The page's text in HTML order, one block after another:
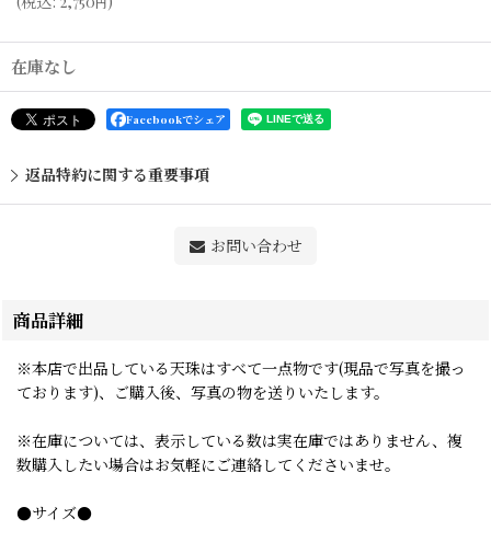
在庫なし
Facebookでシェア
返品特約に関する重要事項
お問い合わせ
商品詳細
※本店で出品している天珠はすべて一点物です(現品で写真を撮っ
ております)、ご購入後、写真の物を送りいたします。
※在庫については、表示している数は実在庫ではありません、複
数購入したい場合はお気軽にご連絡してくださいませ。
●サイズ●